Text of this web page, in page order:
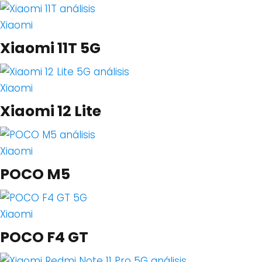
Xiaomi
Xiaomi 11T 5G
Xiaomi
Xiaomi 12 Lite
Xiaomi
POCO M5
Xiaomi
POCO F4 GT